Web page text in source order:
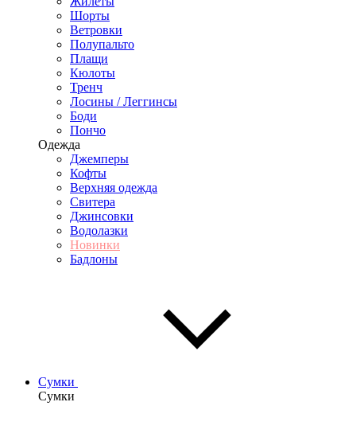
Шорты
Ветровки
Полупальто
Плащи
Кюлоты
Тренч
Лосины / Леггинсы
Боди
Пончо
Одежда
Джемперы
Кофты
Верхняя одежда
Свитера
Джинсовки
Водолазки
Новинки
Бадлоны
Сумки
Сумки